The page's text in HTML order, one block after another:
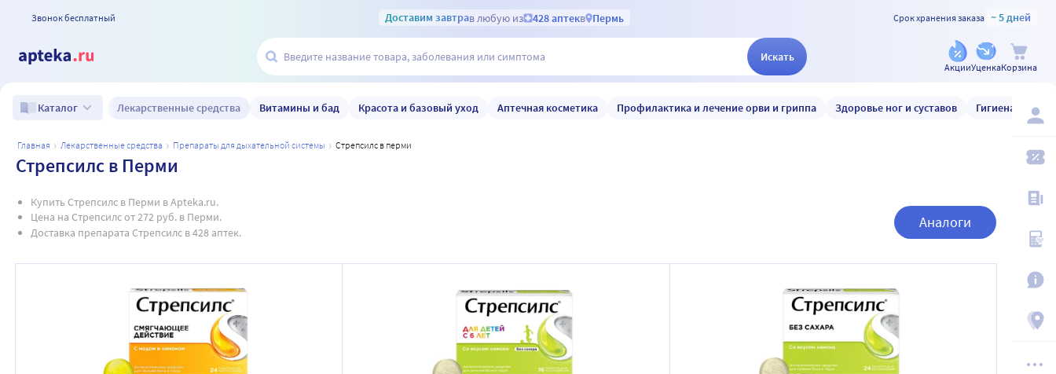
Звонок бесплатный Доставим завтрав любую из 428 аптекв Пермь Срок хранения заказа ~ 5 дней
Искать
АкцииУценкаКорзина
Каталог Лекарственные средства Витамины и бад Красота и базовый уход Аптечная косметика Профилактика и лечение орви и гриппа Здоровье ног и суставов Гигиена и уход
главная лекарственные средства препараты для дыхательной системы стрепсилс в перми
Стрепсилс в Перми
Купить Стрепсилс в Перми в Apteka.ru.
Цена на Стрепсилс от 272 руб. в Перми.
Доставка препарата Стрепсилс в 428 аптек.
Аналоги